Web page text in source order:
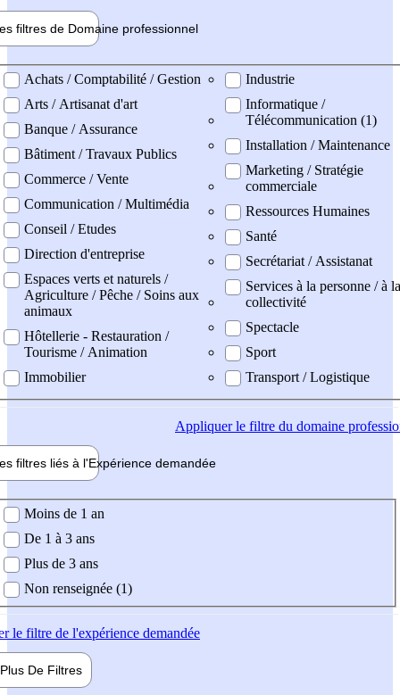
filtres de Domaine professionnel
professionel
Achats / Comptabilité / Gestion
Arts / Artisanat d'art
Banque / Assurance
Bâtiment / Travaux Publics
Commerce / Vente
Communication / Multimédia
Conseil / Etudes
Direction d'entreprise
Espaces verts et naturels /
Agriculture / Pêche / Soins aux
animaux
Hôtellerie - Restauration /
Tourisme / Animation
Immobilier
Industrie
Informatique /
Télécommunication (1)
Installation / Maintenance
Marketing / Stratégie
commerciale
Ressources Humaines
Santé
Secrétariat / Assistanat
Services à la personne / à la
collectivité
Spectacle
Sport
Transport / Logistique
Appliquerle filtre du domaine
filtres liés à l'Expérience demandée
demandée
Moins de 1 an
De 1 à 3 ans
Plus de 3 ans
Non renseignée (1)
le filtre de l'expérience demandée
Plus De Filtres